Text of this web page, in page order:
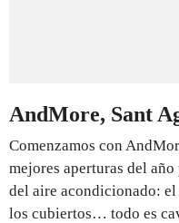
AndMore, Sant
Comenzamos con
mejores aperturas del
del aire acondicionado:
los cubiertos… todo es